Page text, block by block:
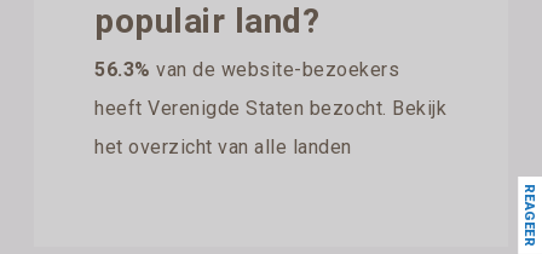
populair land?
56.3% van de website-bezoekers
heeft Verenigde Staten bezocht. Bekijk
het overzicht van alle landen
REAGEER